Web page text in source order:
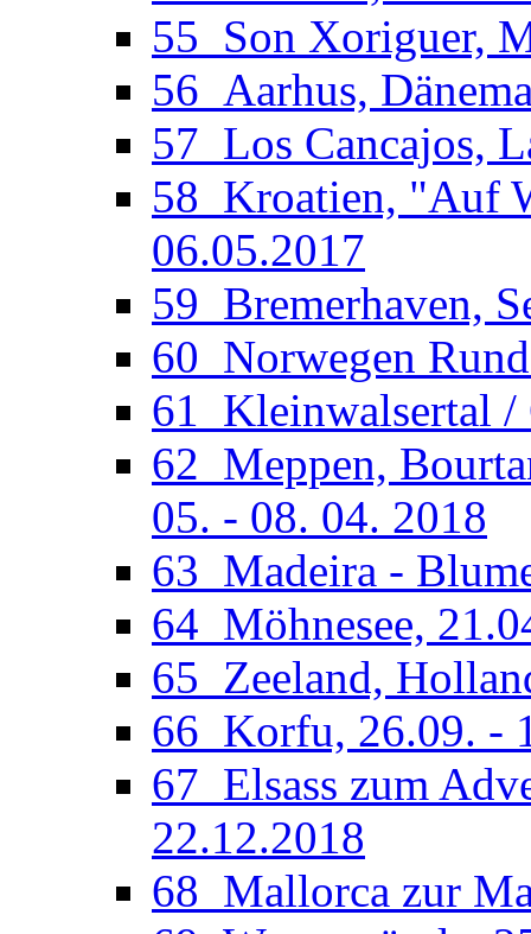
55_Son Xoriguer,
56_Aarhus,
57_Los Cancajos,
58_Kroatien, "Auf
06.05.2017
59_Bremerhaven,
60_Norwegen
61_Kleinwalsertal /
62_Meppen,
05. - 08. 04. 2018
63_Madeira -
64_Möhnesee,
65_Zeeland,
66_Korfu, 26.09. -
67_Elsass zum
22.12.2018
68_Mallorca zur